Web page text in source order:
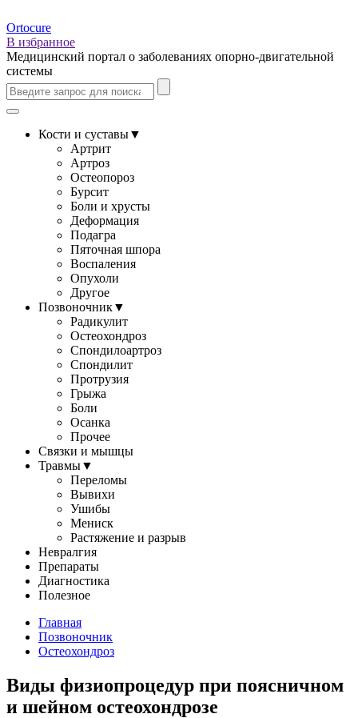
Ortocure
В избранное
Медицинский портал о заболеваниях опорно-двигательной
системы
Кости и суставы▼
Артрит
Артроз
Остеопороз
Бурсит
Боли и хрусты
Деформация
Подагра
Пяточная шпора
Воспаления
Опухоли
Другое
Позвоночник▼
Радикулит
Остеохондроз
Спондилоартроз
Спондилит
Протрузия
Грыжа
Боли
Осанка
Прочее
Связки и мышцы
Травмы▼
Переломы
Вывихи
Ушибы
Мениск
Растяжение и разрыв
Невралгия
Препараты
Диагностика
Полезное
Главная
Позвоночник
Остеохондроз
Виды физиопроцедур при поясничном
и шейном остеохондрозе